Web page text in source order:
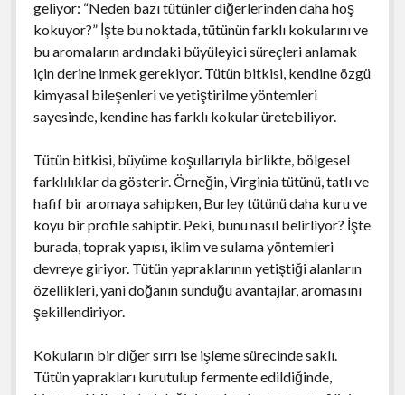
geliyor: “Neden bazı tütünler diğerlerinden daha hoş
kokuyor?” İşte bu noktada, tütünün farklı kokularını ve
bu aromaların ardındaki büyüleyici süreçleri anlamak
için derine inmek gerekiyor. Tütün bitkisi, kendine özgü
kimyasal bileşenleri ve yetiştirilme yöntemleri
sayesinde, kendine has farklı kokular üretebiliyor.
Tütün bitkisi, büyüme koşullarıyla birlikte, bölgesel
farklılıklar da gösterir. Örneğin, Virginia tütünü, tatlı ve
hafif bir aromaya sahipken, Burley tütünü daha kuru ve
koyu bir profile sahiptir. Peki, bunu nasıl belirliyor? İşte
burada, toprak yapısı, iklim ve sulama yöntemleri
devreye giriyor. Tütün yapraklarının yetiştiği alanların
özellikleri, yani doğanın sunduğu avantajlar, aromasını
şekillendiriyor.
Kokuların bir diğer sırrı ise işleme sürecinde saklı.
Tütün yaprakları kurutulup fermente edildiğinde,